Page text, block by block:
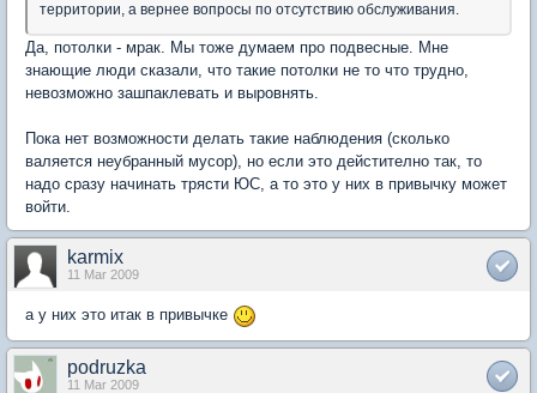
территории, а вернее вопросы по отсутствию обслуживания.
Да, потолки - мрак. Мы тоже думаем про подвесные. Мне
знающие люди сказали, что такие потолки не то что трудно,
невозможно зашпаклевать и выровнять.
Пока нет возможности делать такие наблюдения (сколько
валяется неубранный мусор), но если это дейстително так, то
надо сразу начинать трясти ЮС, а то это у них в привычку может
войти.
karmix
11 Mar 2009
а у них это итак в привычке
podruzka
11 Mar 2009